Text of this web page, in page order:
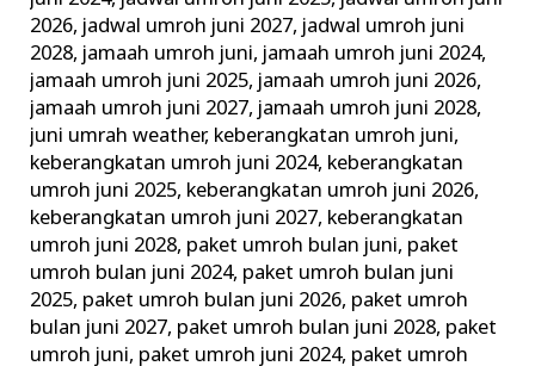
2026, jadwal umroh juni 2027, jadwal umroh juni
2028, jamaah umroh juni, jamaah umroh juni 2024,
jamaah umroh juni 2025, jamaah umroh juni 2026,
jamaah umroh juni 2027, jamaah umroh juni 2028,
juni umrah weather, keberangkatan umroh juni,
keberangkatan umroh juni 2024, keberangkatan
umroh juni 2025, keberangkatan umroh juni 2026,
keberangkatan umroh juni 2027, keberangkatan
umroh juni 2028, paket umroh bulan juni, paket
umroh bulan juni 2024, paket umroh bulan juni
2025, paket umroh bulan juni 2026, paket umroh
bulan juni 2027, paket umroh bulan juni 2028, paket
umroh juni, paket umroh juni 2024, paket umroh